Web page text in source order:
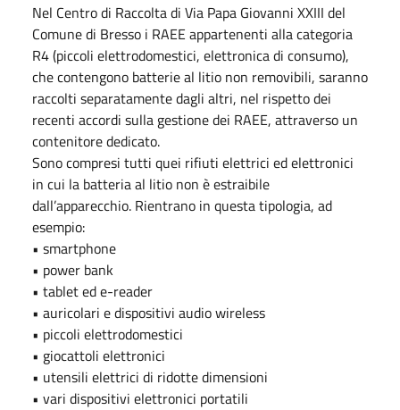
Nel Centro di Raccolta di Via Papa Giovanni XXIII del
Comune di Bresso i RAEE appartenenti alla categoria
R4 (piccoli elettrodomestici, elettronica di consumo),
che contengono batterie al litio non removibili, saranno
raccolti separatamente dagli altri, nel rispetto dei
recenti accordi sulla gestione dei RAEE, attraverso un
contenitore dedicato.
Sono compresi tutti quei rifiuti elettrici ed elettronici
in cui la batteria al litio non è estraibile
dall’apparecchio. Rientrano in questa tipologia, ad
esempio:
• smartphone
• power bank
• tablet ed e-reader
• auricolari e dispositivi audio wireless
• piccoli elettrodomestici
• giocattoli elettronici
• utensili elettrici di ridotte dimensioni
• vari dispositivi elettronici portatili